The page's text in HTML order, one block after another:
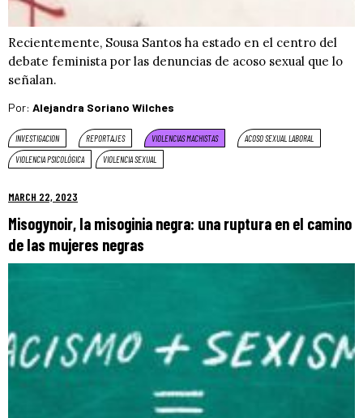
Recientemente, Sousa Santos ha estado en el centro del
debate feminista por las denuncias de acoso sexual que lo
señalan.
Por: Alejandra Soriano Wilches
INVESTIGACION REPORTAJES VIOLENCIAS MACHISTAS
ACOSO SEXUAL LABORAL
VIOLENCIA PSICOLÓGICA
VIOLENCIA SEXUAL
MARCH 22, 2023
Misogynoir, la misoginia negra: una ruptura en el camino
de las mujeres negras